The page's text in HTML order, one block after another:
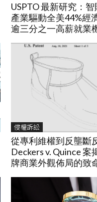
USPTO 最新研究：
產業驅動全美44%經
逾三分之一高薪就業
侵權訴訟
從專利維權到反壟斷
Deckers v. Quince 案
牌商業外觀佈局的致